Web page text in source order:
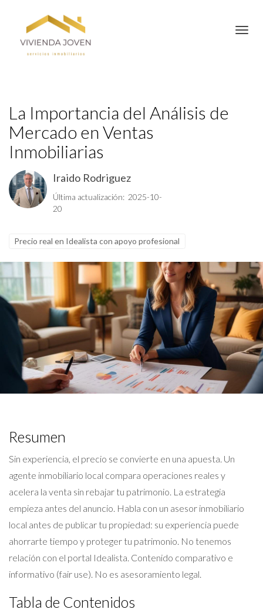
La Importancia del Análisis de
Mercado en Ventas
Inmobiliarias
Iraido Rodriguez
Última actualización: 2025-10-
20
Precio real en Idealista con apoyo profesional
Resumen
Sin experiencia, el precio se convierte en una apuesta. Un
agente inmobiliario local compara operaciones reales y
acelera la venta sin rebajar tu patrimonio. La estrategia
empieza antes del anuncio. Habla con un asesor inmobiliario
local antes de publicar tu propiedad: su experiencia puede
ahorrarte tiempo y proteger tu patrimonio. No tenemos
relación con el portal Idealista. Contenido comparativo e
informativo (fair use). No es asesoramiento legal.
Tabla de Contenidos